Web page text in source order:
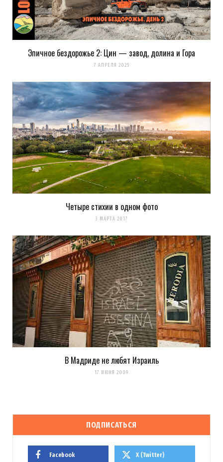
Эпичное бездорожье 2: Цин — завод, долина и Гора
7 АПРЕЛЯ 2025
Четыре стихии в одном фото
3 МАРТА 2017
В Мадриде не любят Израиль
17 ИЮНЯ 2009
ПОДПИСАТЬСЯ
Facebook X (Twitter)